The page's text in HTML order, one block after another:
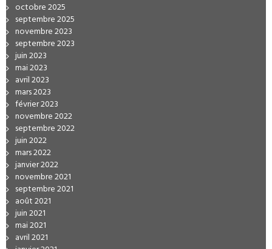
octobre 2025
septembre 2025
novembre 2023
septembre 2023
juin 2023
mai 2023
avril 2023
mars 2023
février 2023
novembre 2022
septembre 2022
juin 2022
mars 2022
janvier 2022
novembre 2021
septembre 2021
août 2021
juin 2021
mai 2021
avril 2021